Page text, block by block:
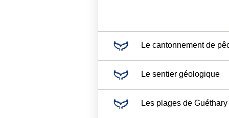
Le cantonnement de
Le sentier géologique
Les plages de Guéthary